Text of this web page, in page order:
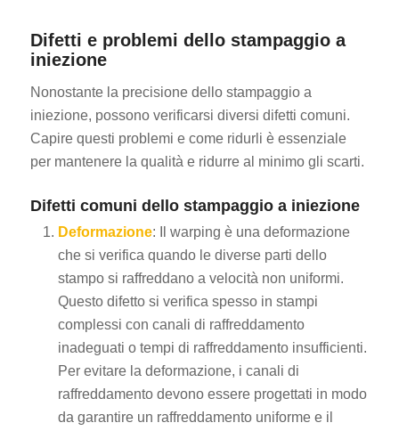
Difetti e problemi dello stampaggio a
iniezione
Nonostante la precisione dello stampaggio a
iniezione, possono verificarsi diversi difetti comuni.
Capire questi problemi e come ridurli è essenziale
per mantenere la qualità e ridurre al minimo gli scarti.
Difetti comuni dello stampaggio a iniezione
Deformazione: Il warping è una deformazione
che si verifica quando le diverse parti dello
stampo si raffreddano a velocità non uniformi.
Questo difetto si verifica spesso in stampi
complessi con canali di raffreddamento
inadeguati o tempi di raffreddamento insufficienti.
Per evitare la deformazione, i canali di
raffreddamento devono essere progettati in modo
da garantire un raffreddamento uniforme e il
ES_MX